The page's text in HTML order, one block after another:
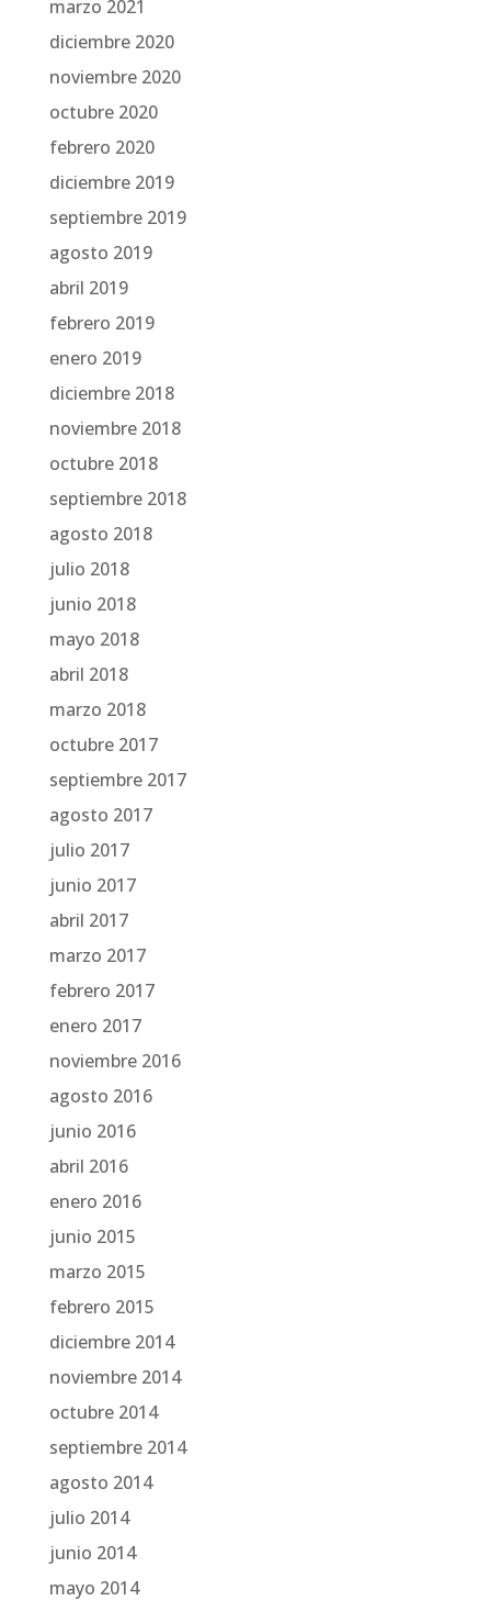
marzo 2021
diciembre 2020
noviembre 2020
octubre 2020
febrero 2020
diciembre 2019
septiembre 2019
agosto 2019
abril 2019
febrero 2019
enero 2019
diciembre 2018
noviembre 2018
octubre 2018
septiembre 2018
agosto 2018
julio 2018
junio 2018
mayo 2018
abril 2018
marzo 2018
octubre 2017
septiembre 2017
agosto 2017
julio 2017
junio 2017
abril 2017
marzo 2017
febrero 2017
enero 2017
noviembre 2016
agosto 2016
junio 2016
abril 2016
enero 2016
junio 2015
marzo 2015
febrero 2015
diciembre 2014
noviembre 2014
octubre 2014
septiembre 2014
agosto 2014
julio 2014
junio 2014
mayo 2014